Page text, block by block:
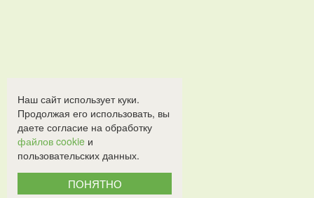
Наш сайт использует куки.
Продолжая его использовать, вы
даете согласие на обработку
файлов cookie и
пользовательских данных.
ПОНЯТНО